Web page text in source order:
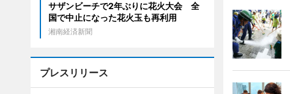
サザンビーチで2年ぶりに花火大会 全
国で中止になった花火玉も再利用
湘南経済新聞
プレスリリース